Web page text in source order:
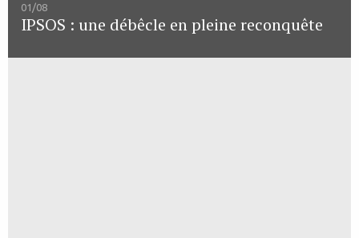
01/08
IPSOS : une débêcle en pleine reconquête